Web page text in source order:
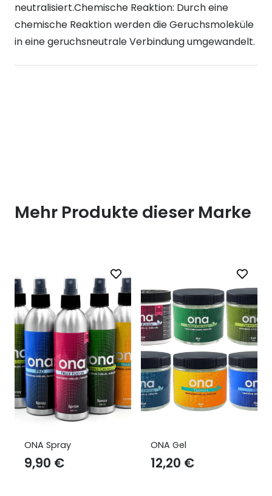
neutralisiert.Chemische Reaktion: Durch eine
chemische Reaktion werden die Geruchsmoleküle
in eine geruchsneutrale Verbindung umgewandelt.
Mehr Produkte dieser Marke
ONA Spray
9,90 €
ONA Gel
12,20 €